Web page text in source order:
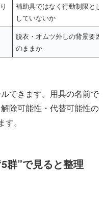
補助具ではなく行動制限とし
していないか
脱衣・オムツ外しの背景要因
のままか
できます。用具の名前で
除可能性・代替可能性の
。
群”で見ると整理